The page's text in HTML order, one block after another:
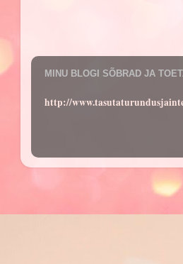
MINU BLOGI SÕBRAD JA
http://